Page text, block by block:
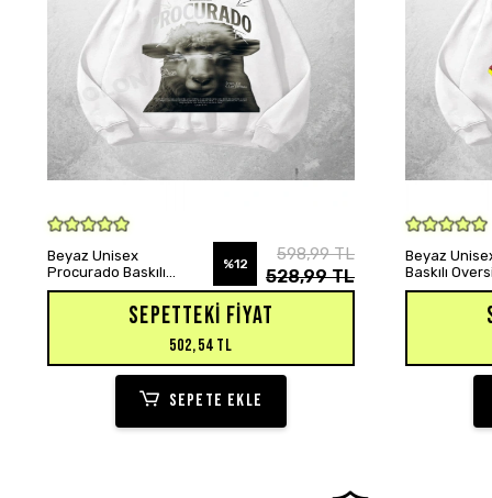
SEPETE EKLE
Beyaz Unisex
Procurado Baskılı
Oversize Hoodie
%12
598,99 TL
528,99 TL
SEPETTEKI FIYAT
502,54 TL
SEPETE EKLE
Beyaz
Baskılı
Sweatshirt